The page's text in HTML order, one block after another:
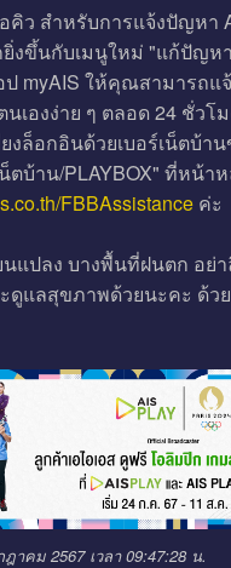
คิว สำหรับการแจ้งปัญหา
งขึ้นกับเมนูใหม่ "แก้ปัญห
ป myAIS ให้คุณสามารถแ
เองง่าย ๆ ตลอด 24 ชั่วโ
งล็อกอินด้วยเบอร์เน็ตบ้า
ตบ้าน/PLAYBOX" ที่หน้า
FBBAssistanceค่ะ
นแปลง บางพื้นที่ฝนตก อย่
ดูแลสุขภาพด้วยนะคะ ด้ว
าคม 2567 เวลา 09:47:28 น.